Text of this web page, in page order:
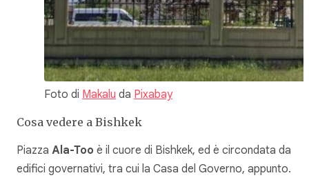
Foto di Makalu da Pixabay
Cosa vedere a Bishkek
Piazza Ala-Too è il cuore di Bishkek, ed è circondata da
edifici governativi, tra cui la Casa del Governo, appunto.